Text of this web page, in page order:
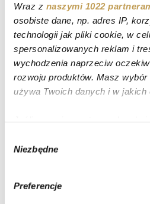
Wraz z naszymi 1022
osobiste dane, np. adres IP,
technologii jak pliki cookie, w
spersonalizowanych reklam i
wychodzenia naprzeciw
rozwoju produktów. Masz
używa Twoich danych i w jakich
geograficznej z
analizując
(fingerprinting, czyli
zgody
Niezbędne
Preferencje
O.O. SP.